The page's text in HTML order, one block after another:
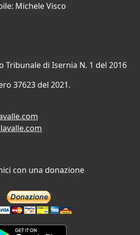
Michele Visco
Tribunale di Isernia N. 1 del 2016
37623 del 2021.
con una donazione